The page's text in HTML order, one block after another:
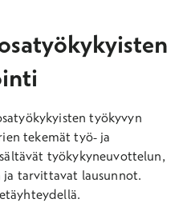
työkyvyn
tekemät työ- ja
työkykyneuvottelun,
tarvittavat lausunnot.